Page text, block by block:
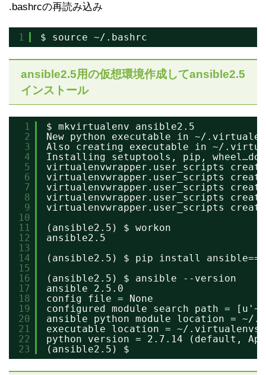
.bashrcの再読み込み
1 $ source ~/.bashrc
ansible2.5用の仮想環境作成してansible2.5
インストール
1
2
3
4
5
6
7
8
9
10
11
12
13
14
15
16
17
18
19
20
21
22
23
$ mkvirtualenv ansible2.5
New python executable in ~/
Also creating executable in ~/
Installing setuptools, pip,
virtualenvwrapper.user_scripts
virtualenvwrapper.user_scripts
virtualenvwrapper.user_scripts
virtualenvwrapper.user_scripts
virtualenvwrapper.user_scripts
(ansible2.5) $ workon
ansible2.5
(ansible2.5) $ pip install
(ansible2.5) $ ansible --version
ansible 2.5.0
config file = None
configured module search path =
ansible python module location = ~/
executable location = ~/
python version = 2.7.14 (default, Apr
(ansible2.5) $